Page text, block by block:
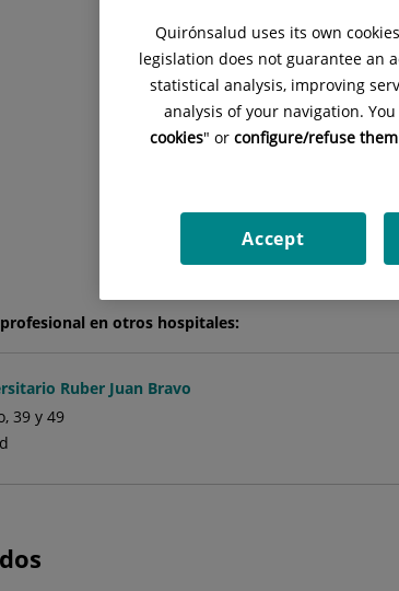
en otros hospitales:
Ruber Juan Bravo
39 y 49
Quirónsalud uses its own
legislation does not guarantee an
statistical analysis, improving
analysis of your navigation.
cookies" or configure/refuse them
Accept